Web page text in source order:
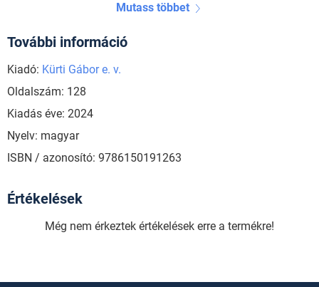
Mutass többet
További információ
Kiadó: Kürti Gábor e. v.
Oldalszám: 128
Kiadás éve: 2024
Nyelv: magyar
ISBN / azonosító: 9786150191263
Értékelések
Még nem érkeztek értékelések erre a termékre!